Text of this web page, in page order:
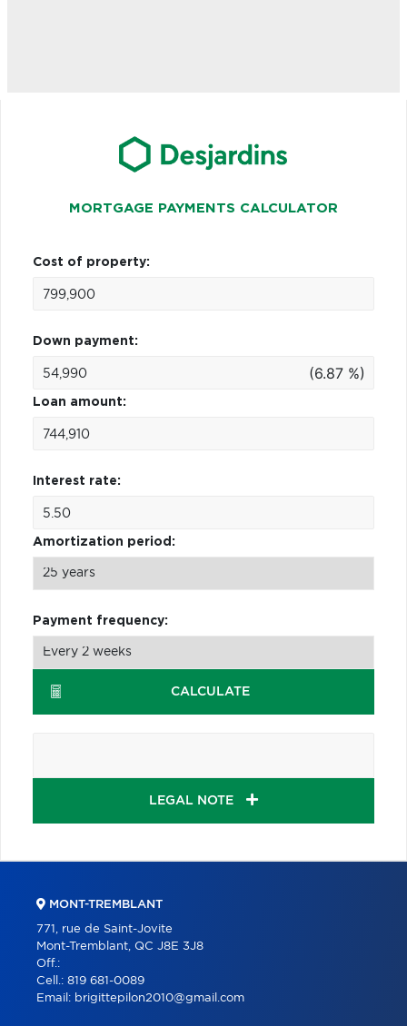
MORTGAGE PAYMENTS CALCULATOR
Cost of property:
Down payment:
(6.87 %)
Loan amount:
Interest rate:
Amortization period:
Payment frequency:
CALCULATE
LEGAL NOTE
MONT-TREMBLANT
771, rue de Saint-Jovite
Mont-Tremblant, QC J8E 3J8
Off.:
Cell.: 819 681-0089
Email: brigittepilon2010@gmail.com